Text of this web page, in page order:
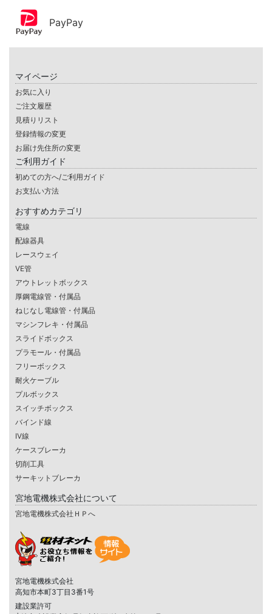
PayPay
マイページ
お気に入り
ご注文履歴
見積りリスト
登録情報の変更
お届け先住所の変更
ご利用ガイド
初めての方へ/ご利用ガイド
お支払い方法
おすすめカテゴリ
電線
配線器具
レースウェイ
VE管
アウトレットボックス
厚鋼電線管・付属品
ねじなし電線管・付属品
マシンフレキ・付属品
スライドボックス
プラモール・付属品
フリーボックス
耐火ケーブル
プルボックス
スイッチボックス
バインド線
IV線
ケースブレーカ
切削工具
サーキットブレーカ
宮地電機株式会社について
宮地電機株式会社ＨＰへ
宮地電機株式会社
高知市本町3丁目3番1号
建設業許可